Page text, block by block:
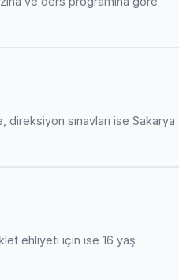
direksiyon sınavları ise Sakarya
ehliyeti için ise 16 yaş